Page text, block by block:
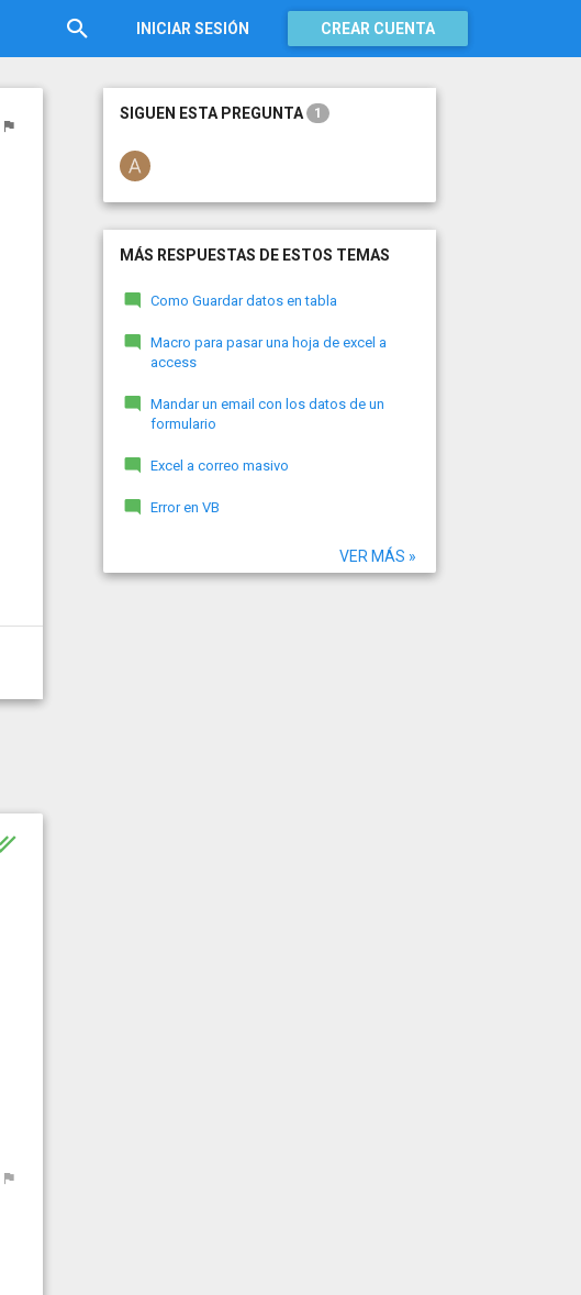
INICIAR SESIÓN CREAR CUENTA
SIGUEN ESTA PREGUNTA 1
MÁS RESPUESTAS DE ESTOS TEMAS
Como Guardar datos en tabla
Macro para pasar una hoja de excel a
access
Mandar un email con los datos de un
formulario
Excel a correo masivo
Error en VB
VER MÁS »